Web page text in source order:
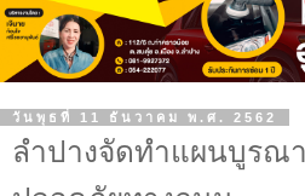
วันพุธที่ 11 ธันวาคม พ.ศ. 2562
ลำปางจัดทำแผนบูรณ